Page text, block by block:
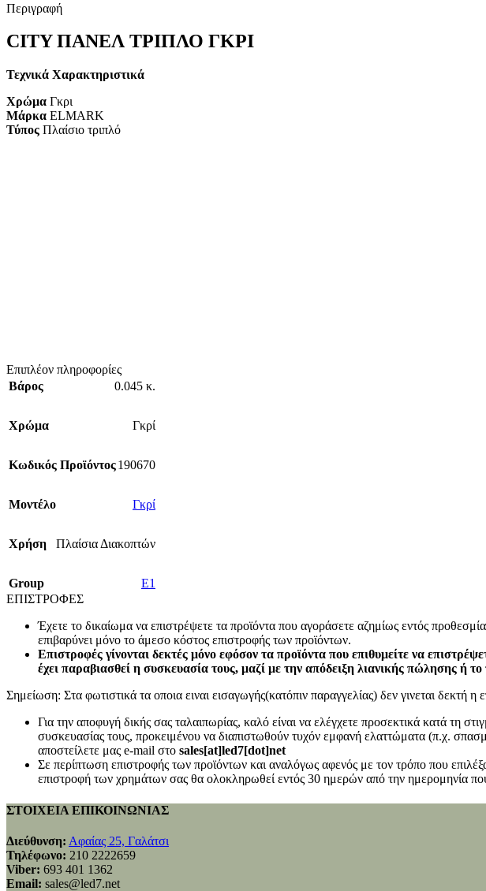
Περιγραφή
CITY ΠΑΝΕΛ ΤΡΙΠΛΟ ΓΚΡΙ
Τεχνικά Χαρακτηριστικά
Χρώμα Γκρι
Μάρκα ELMARK
Τύπος Πλαίσιο τριπλό
Επιπλέον πληροφορίες
Βάρος
0.045 κ.
Χρώμα Γκρί
Κωδικός Προϊόντος190670
Mοντέλο Γκρί
Χρήση Πλαίσια Διακοπτών
Group
E1
ΕΠΙΣΤΡΟΦΕΣ
Έχετε το δικαίωμα να επιστρέψετε τα προϊόντα που αγοράσετε αζημίως εντός
επιβαρύνει μόνο το άμεσο κόστος επιστροφής των προϊόντων.
Επιστροφές γίνονται δεκτές μόνο εφόσον τα προϊόντα που επιθυμείτε να
έχει παραβιασθεί η συσκευασία τους, μαζί με την απόδειξη λιανικής πώλησης ή το
Σημείωση: Στα φωτιστικά τα οποια ειναι εισαγωγής(κατόπιν παραγγελίας) δεν γινεται δεκτή η
Για την αποφυγή δικής σας ταλαιπωρίας, καλό είναι να ελέγχετε προσεκτικά κατά τη
συσκευασίας τους, προκειμένου να διαπιστωθούν τυχόν εμφανή ελαττώματα (π.χ.
αποστείλετε μας e-mail στο sales[at]led7[dot]net
Σε περίπτωση επιστροφής των προϊόντων και αναλόγως αφενός με τον τρόπο που
επιστροφή των χρημάτων σας θα ολοκληρωθεί εντός 30 ημερών από την ημερομηνία
ΣΤΟΙΧΕΙΑ ΕΠΙΚΟΙΝΩΝΙΑΣ
Διεύθυνση: Αφαίας 25, Γαλάτσι
Τηλέφωνο: 210 2222659
Viber: 693 401 1362
Email: sales@led7.net